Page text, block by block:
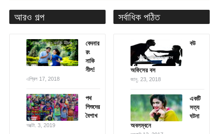
আরও গল্প
বেদনার
রং
নাকি
নীল!
এপ্রিল 17, 2018
পথ
শিশুদের
বৈশাখ
অক্টো. 3, 2019
সর্বাধিক পঠিত
বউ
অফিসের বস
জানু. 23, 2018
একটি
সত্য
ঘটনা
অবলম্বনে